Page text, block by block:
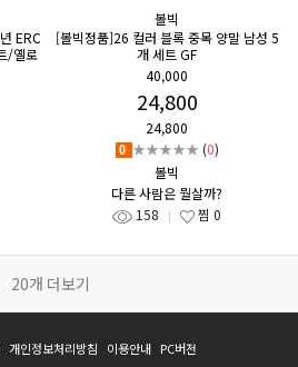
ERC
/옐로
볼빅
[볼빅정품]26 컬러 블록 중목 양말 남성 5
개 세트 GF
40,000
24,800
24,800
0 ★★★★★ (0)
볼빅
다른 사람은 뭘살까?
158
찜 0
20개 더보기
개인정보처리방침 이용안내 PC버전